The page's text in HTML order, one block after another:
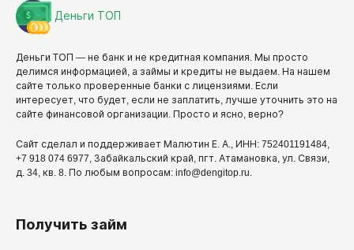
Деньги ТОП
Деньги ТОП — не банк и не кредитная компания. Мы просто
делимся информацией, а займы и кредиты не выдаем. На нашем
сайте только проверенные банки с лицензиями. Если
интересует, что будет, если не заплатить, лучше уточнить это на
сайте финансовой организации. Просто и ясно, верно?
Сайт сделал и поддерживает Малютин Е. А., ИНН: 752401191484,
+7 918 074 6977, Забайкальский край, пгт. Атамановка, ул. Связи,
д. 34, кв. 8. По любым вопросам: info@dengitop.ru.
Получить займ